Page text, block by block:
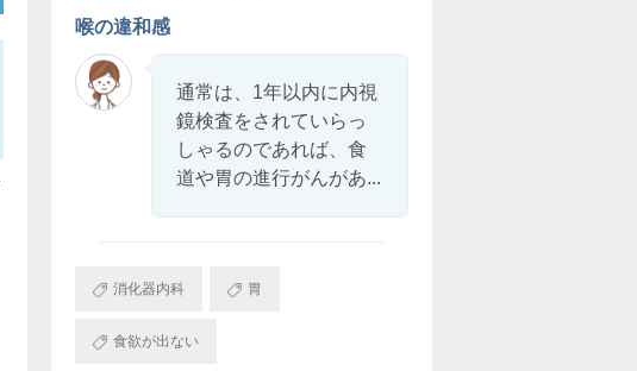
喉の違和感
通常は、1年以内に内視
鏡検査をされていらっ
しゃるのであれば、食
道や胃の進行がんがあ...
消化器内科 胃
食欲が出ない